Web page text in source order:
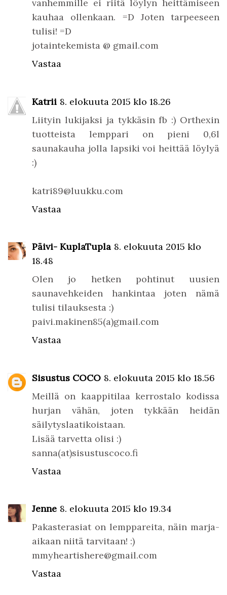
vanhemmille ei riitä löylyn heittämiseen
kauhaa ollenkaan. =D Joten tarpeeseen
tulisi! =D
jotaintekemista @ gmail.com
Vastaa
Katrii 8. elokuuta 2015 klo 18.26
Liityin lukijaksi ja tykkäsin fb :) Orthexin
tuotteista lemppari on pieni 0,6l
saunakauha jolla lapsiki voi heittää löylyä
:)
katri89@luukku.com
Vastaa
Päivi- KuplaTupla 8. elokuuta 2015 klo
18.48
Olen jo hetken pohtinut uusien
saunavehkeiden hankintaa joten nämä
tulisi tilauksesta :)
paivi.makinen85(a)gmail.com
Vastaa
Sisustus COCO 8. elokuuta 2015 klo 18.56
Meillä on kaappitilaa kerrostalo kodissa
hurjan vähän, joten tykkään heidän
säilytyslaatikoistaan.
Lisää tarvetta olisi :)
sanna(at)sisustuscoco.fi
Vastaa
Jenne 8. elokuuta 2015 klo 19.34
Pakasterasiat on lemppareita, näin marja-
aikaan niitä tarvitaan! :)
mmyheartishere@gmail.com
Vastaa